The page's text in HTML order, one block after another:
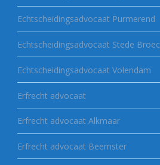
Echtscheidingsadvocaat Purmerend
Echtscheidingsadvocaat Stede Broec
Echtscheidingsadvocaat Volendam
Erfrecht advocaat
Erfrecht advocaat Alkmaar
Erfrecht advocaat Beemster